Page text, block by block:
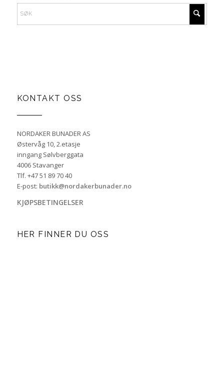
KONTAKT OSS
NORDAKER BUNADER AS
Østervåg 10, 2.etasje
inngang Sølvberggata
4006 Stavanger
Tlf. +47 51 89 70 40
E-post: butikk@nordakerbunader.no
KJØPSBETINGELSER
HER FINNER DU OSS